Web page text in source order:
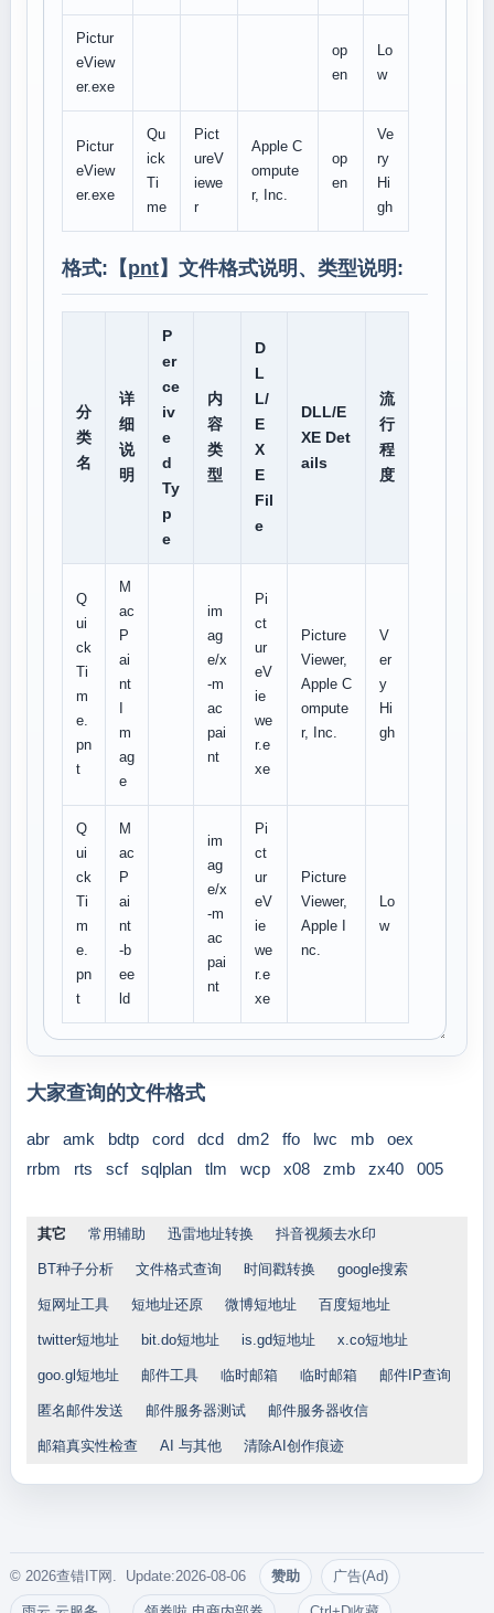
Pictur
eView
er.exe
op
en
Lo
w
Pictur
eView
er.exe
Qu
ick
Ti
me
Pict
ureV
iewe
r
Apple C
ompute
r, Inc.
op
en
Ve
ry
Hi
gh
格式:【pnt】文件格式说明、类型说明:
分
类
名
详
细
说
明
P
er
ce
iv
e
d
Ty
p
e
内
容
类
型
D
L
L/
E
X
E
Fil
e
DLL/E
XE Det
ails
流
行
程
度
Q
ui
ck
Ti
m
e.
pn
t
M
ac
P
ai
nt
m
ag
e
im
ag
e/x
-m
ac
pai
nt
Pi
ct
ur
eV
ie
we
r.e
xe
Picture
Viewer,
Apple C
ompute
r, Inc.
V
er
y
Hi
gh
Q
ui
ck
Ti
m
e.
pn
t
M
ac
P
ai
nt
-b
ee
ld
im
ag
e/x
-m
ac
pai
nt
Pi
ct
ur
eV
ie
we
r.e
xe
Picture
Viewer,
Apple I
nc.
Lo
w
大家查询的文件格式
abr amk bdtp cord dcd dm2 ffo lwc mb
oex
rrbm
rts scf sqlplan tlm wcp x08 zmb zx40 005
其它 常用辅助 迅雷地址转换 抖音视频去水印
BT种子分析 文件格式查询 时间戳转换 google搜索
短网址工具 短地址还原 微博短地址 百度短地址
twitter短地址 bit.do短地址 is.gd短地址 x.co短地址
goo.gl短地址 邮件工具 临时邮箱 临时邮箱 邮件IP查询
匿名邮件发送 邮件服务器测试 邮件服务器收信
邮箱真实性检查 AI 与其他 清除AI创作痕迹
© 2026查错IT网. Update:2026-08-06 赞助 广告(Ad)